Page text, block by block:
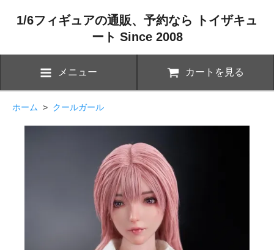
1/6フィギュアの通販、予約なら トイザキュ
ート Since 2008
メニュー カートを見る
ホーム > クールガール